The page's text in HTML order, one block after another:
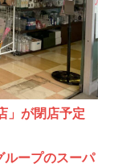
」が閉店予定
ープのスーパ